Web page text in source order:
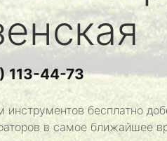
113-44-73
бесплатно
в самое ближайшее